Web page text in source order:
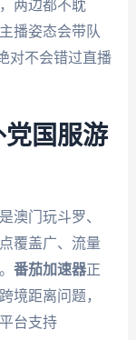
两边都不耽
播姿态会带队
对不会错过直播
国服游
澳门玩斗罗、
覆盖广、流量
番茄加速器正
境距离问题，
台支持